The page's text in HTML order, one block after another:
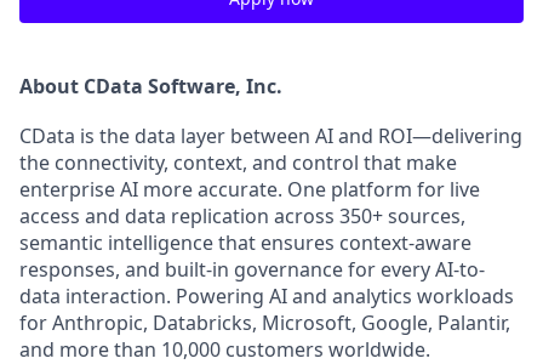
About CData Software, Inc.
CData is the data layer between AI and ROI—delivering
the connectivity, context, and control that make
enterprise AI more accurate. One platform for live
access and data replication across 350+ sources,
semantic intelligence that ensures context-aware
responses, and built-in governance for every AI-to-
data interaction. Powering AI and analytics workloads
for Anthropic, Databricks, Microsoft, Google, Palantir,
and more than 10,000 customers worldwide.